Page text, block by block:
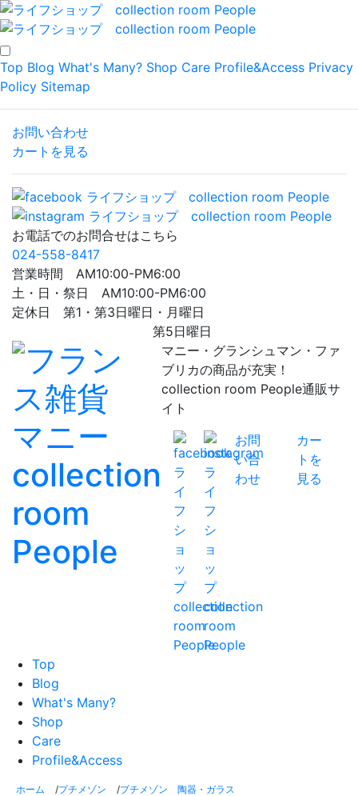
Top Blog What's Many? Shop Care Profile&Access Privacy
Policy Sitemap
お問い合わせ
カートを見る
お電話でのお問合せはこちら
024-558-8417
営業時間 AM10:00-PM6:00
土・日・祭日 AM10:00-PM6:00
定休日 第1・第3日曜日・月曜日
第5日曜日
マニー・グランシュマン・ファ
ブリカの商品が充実！
collection room People通販サ
イト
お問
い合
わせ
カー
トを
見る
Top
Blog
What's Many?
Shop
Care
Profile&Access
ホーム /プチメゾン /プチメゾン 陶器・ガラス